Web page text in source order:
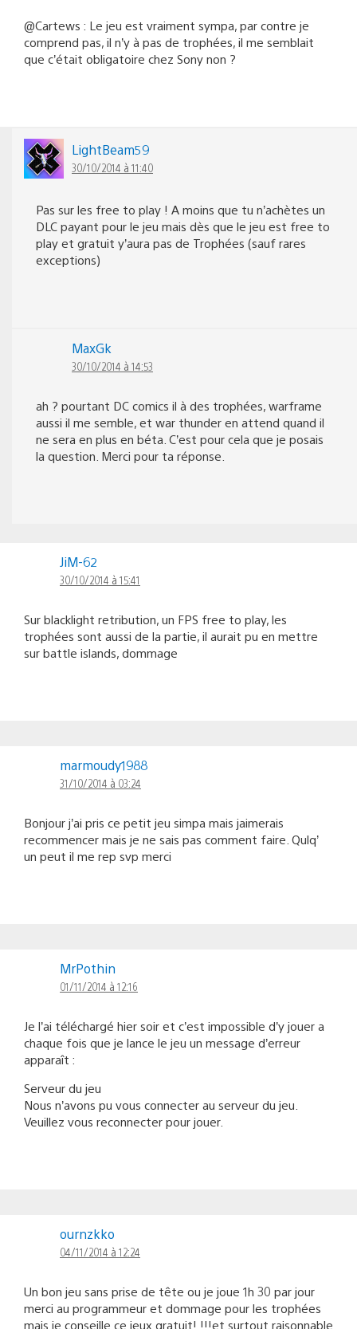
@Cartews : Le jeu est vraiment sympa, par contre je
comprend pas, il n’y à pas de trophées, il me semblait
que c’était obligatoire chez Sony non ?
LightBeam59
30/10/2014 à 11:40
Pas sur les free to play ! A moins que tu n’achètes un
DLC payant pour le jeu mais dès que le jeu est free to
play et gratuit y’aura pas de Trophées (sauf rares
exceptions)
MaxGk
30/10/2014 à 14:53
ah ? pourtant DC comics il à des trophées, warframe
aussi il me semble, et war thunder en attend quand il
ne sera en plus en béta. C’est pour cela que je posais
la question. Merci pour ta réponse.
JiM-62
30/10/2014 à 15:41
Sur blacklight retribution, un FPS free to play, les
trophées sont aussi de la partie, il aurait pu en mettre
sur battle islands, dommage
marmoudy1988
31/10/2014 à 03:24
Bonjour j’ai pris ce petit jeu simpa mais jaimerais
recommencer mais je ne sais pas comment faire. Qulq’
un peut il me rep svp merci
MrPothin
01/11/2014 à 12:16
Je l’ai téléchargé hier soir et c’est impossible d’y jouer a
chaque fois que je lance le jeu un message d’erreur
apparaît :
Serveur du jeu
Nous n’avons pu vous connecter au serveur du jeu.
Veuillez vous reconnecter pour jouer.
ournzkko
04/11/2014 à 12:24
Un bon jeu sans prise de tête ou je joue 1h 30 par jour
merci au programmeur et dommage pour les trophées
mais je conseille ce jeux gratuit! !!!et surtout raisonnable